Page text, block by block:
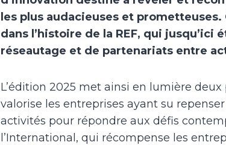
les plus audacieuses et
dans l’histoire de la REF, qui jusqu’ici
réseautage et de partenariats entre
L’édition 2025 met ainsi en lumière
valorise les entreprises ayant su
activités pour répondre aux défis
l’International, qui récompense les